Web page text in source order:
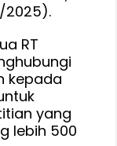
2025).
RT
kepada
yang
lebih 500